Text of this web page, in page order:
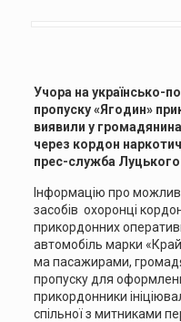
Учора на українсько-
пропуску «Ягодин»
виявили у
через кордон
прес-служба
Інформацію про
засобів охоронці
прикордонних
автомобіль марки
ма пасажирами,
пропуску для
прикордонники
спільної з митниками